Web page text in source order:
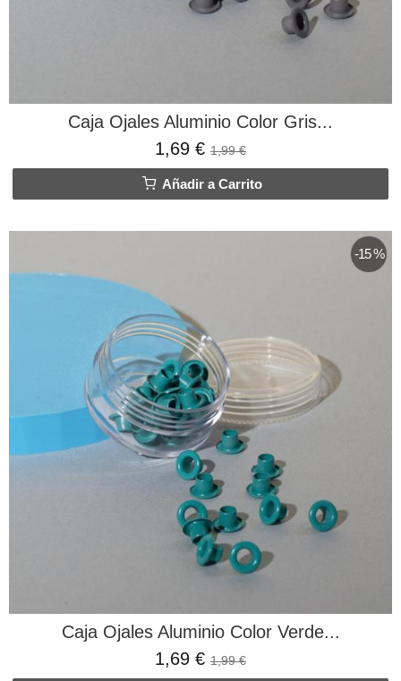
Caja Ojales Aluminio Color Gris...
1,69 € 1,99 €
Añadir a Carrito
-15 %
Caja Ojales Aluminio Color Verde...
1,69 € 1,99 €